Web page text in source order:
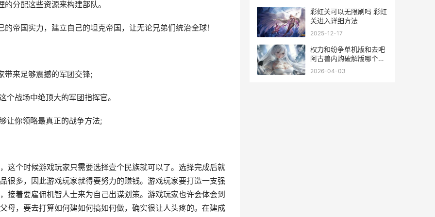
分配这些资源来构建部队。
帝国实力，建立自己的坦克帝国，让无论兄弟们统治全球！
带来足够震撼的军团交锋;
战场中绝顶大的军团指挥官。
让你领略最真正的战争方法;
这个时候游戏玩家只需要选择壹个民族就可以了。选择完成后就
很多，因此游戏玩家就得要努力的赚钱。游戏玩家要打造一支强
接着要雇佣机智人士来为自己出谋划策。游戏玩家也许会体会到
母，要去打算如何建如何搞如何做，确实很让人头疼的。在建成
彩虹关可以无限刷吗 彩虹
关进入详细方法
2025-12-17
权力和纷争单机版和去吧
阿古兽内购破解版哪个好
玩 权力与纷争官方
2026-04-03